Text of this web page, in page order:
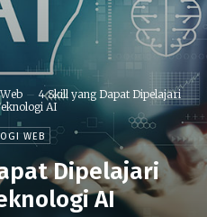
4 Skill yang Dapat Dipelajari
AI
WEB
Dipelajari
AI